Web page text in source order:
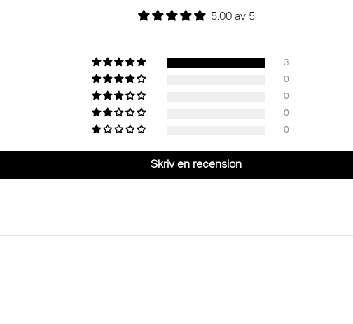
5.00 av 5
3
0
0
0
0
Skriv en recension